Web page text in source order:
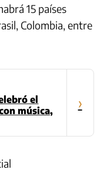
15 países
Colombia, entre
el
música,
›